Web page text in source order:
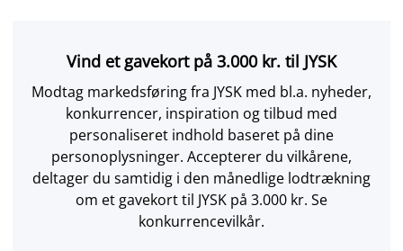
Vind et gavekort på 3.000 kr. til JYSK
Modtag markedsføring fra JYSK med bl.a. nyheder,
konkurrencer, inspiration og tilbud med
personaliseret indhold baseret på dine
personoplysninger. Accepterer du vilkårene,
deltager du samtidig i den månedlige lodtrækning
om et gavekort til JYSK på 3.000 kr. Se
konkurrencevilkår.